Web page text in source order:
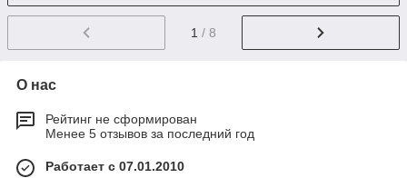
1 / 8
О нас
Рейтинг не сформирован
Менее 5 отзывов за последний год
Работает с 07.01.2010